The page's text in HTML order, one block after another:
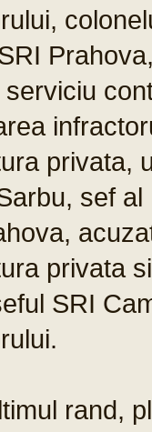
serviciu
privata,
sef
privata
SRI
rand,